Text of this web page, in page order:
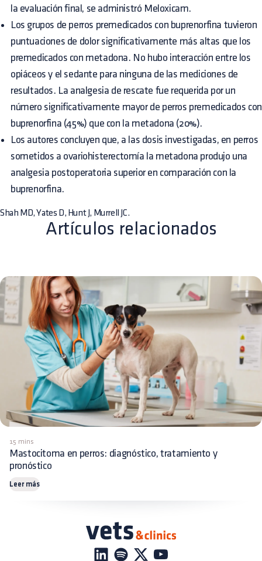
la evaluación final, se administró Meloxicam.
Los grupos de perros premedicados con buprenorfina tuvieron
puntuaciones de dolor significativamente más altas que los
premedicados con metadona. No hubo interacción entre los
opiáceos y el sedante para ninguna de las mediciones de
resultados. La analgesia de rescate fue requerida por un
número significativamente mayor de perros premedicados con
buprenorfina (45%) que con la metadona (20%).
Los autores concluyen que, a las dosis investigadas, en perros
sometidos a ovariohisterectomía la metadona produjo una
analgesia postoperatoria superior en comparación con la
buprenorfina.
Shah MD, Yates D, Hunt J, Murrell JC.
Artículos relacionados
15 mins
Mastocitoma en perros: diagnóstico, tratamiento y
pronóstico
Leer más